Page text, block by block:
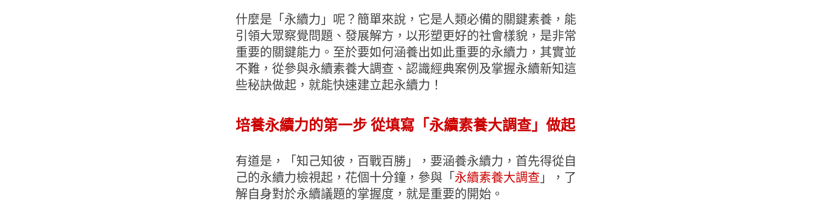
什麼是「永續力」呢？簡單來說，它是人類必備的關鍵素養，能
引領大眾察覺問題、發展解方，以形塑更好的社會樣貌，是非常
重要的關鍵能力。至於要如何涵養出如此重要的永續力，其實並
不難，從參與永續素養大調查、認識經典案例及掌握永續新知這
些秘訣做起，就能快速建立起永續力！
培養永續力的第一步 從填寫「永續素養大調查」做起
有道是，「知己知彼，百戰百勝」，要涵養永續力，首先得從自
己的永續力檢視起，花個十分鐘，參與「 永續素養大調查 」，了
解自身對於永續議題的掌握度，就是重要的開始。